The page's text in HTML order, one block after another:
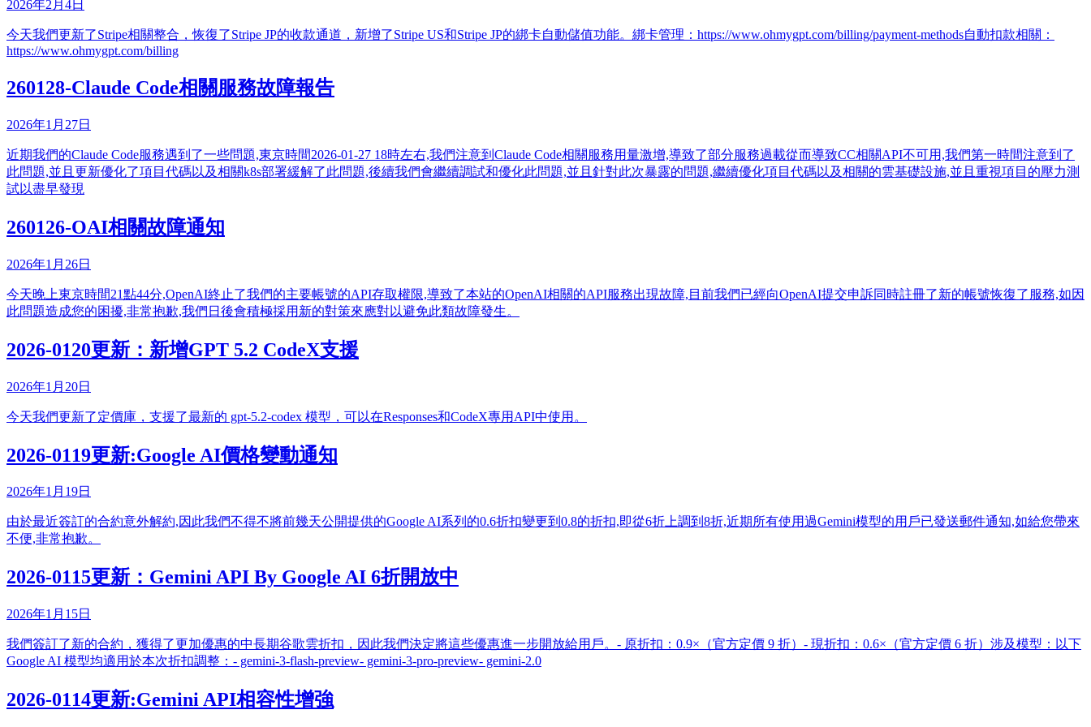
2026年2月4日
今天我們更新了Stripe相關整合，恢復了Stripe JP的收款通道，新增了Stripe US和Stripe JP的綁卡自動儲值功能。綁卡管理：https://www.ohmygpt.com/billing/payment-methods自動扣款相關：
https://www.ohmygpt.com/billing
260128-Claude Code相關服務故障報告
2026年1月27日
近期我們的Claude Code服務遇到了一些問題,東京時間2026-01-27 18時左右,我們注意到Claude Code相關服務用量激增,導致了部分服務過載從而導致CC相關API不可用,我們第一時間注意到了
此問題,並且更新優化了項目代碼以及相關k8s部署緩解了此問題,後續我們會繼續調試和優化此問題,並且針對此次暴露的問題,繼續優化項目代碼以及相關的雲基礎設施,並且重視項目的壓力測
試以盡早發現
260126-OAI相關故障通知
2026年1月26日
今天晚上東京時間21點44分,OpenAI終止了我們的主要帳號的API存取權限,導致了本站的OpenAI相關的API服務出現故障,目前我們已經向OpenAI提交申訴同時註冊了新的帳號恢復了服務,如因
此問題造成您的困擾,非常抱歉,我們日後會積極採用新的對策來應對以避免此類故障發生。
2026-0120更新：新增GPT 5.2 CodeX支援
2026年1月20日
今天我們更新了定價庫，支援了最新的 gpt-5.2-codex 模型，可以在Responses和CodeX專用API中使用。
2026-0119更新:Google AI價格變動通知
2026年1月19日
由於最近簽訂的合約意外解約,因此我們不得不將前幾天公開提供的Google AI系列的0.6折扣變更到0.8的折扣,即從6折上調到8折,近期所有使用過Gemini模型的用戶已發送郵件通知,如給您帶來
不便,非常抱歉。
2026-0115更新：Gemini API By Google AI 6折開放中
2026年1月15日
我們簽訂了新的合約，獲得了更加優惠的中長期谷歌雲折扣，因此我們決定將這些優惠進一步開放給用戶。- 原折扣：0.9×（官方定價 9 折）- 現折扣：0.6×（官方定價 6 折）涉及模型：以下
Google AI 模型均適用於本次折扣調整：- gemini-3-flash-preview- gemini-3-pro-preview- gemini-2.0
2026-0114更新:Gemini API相容性增強